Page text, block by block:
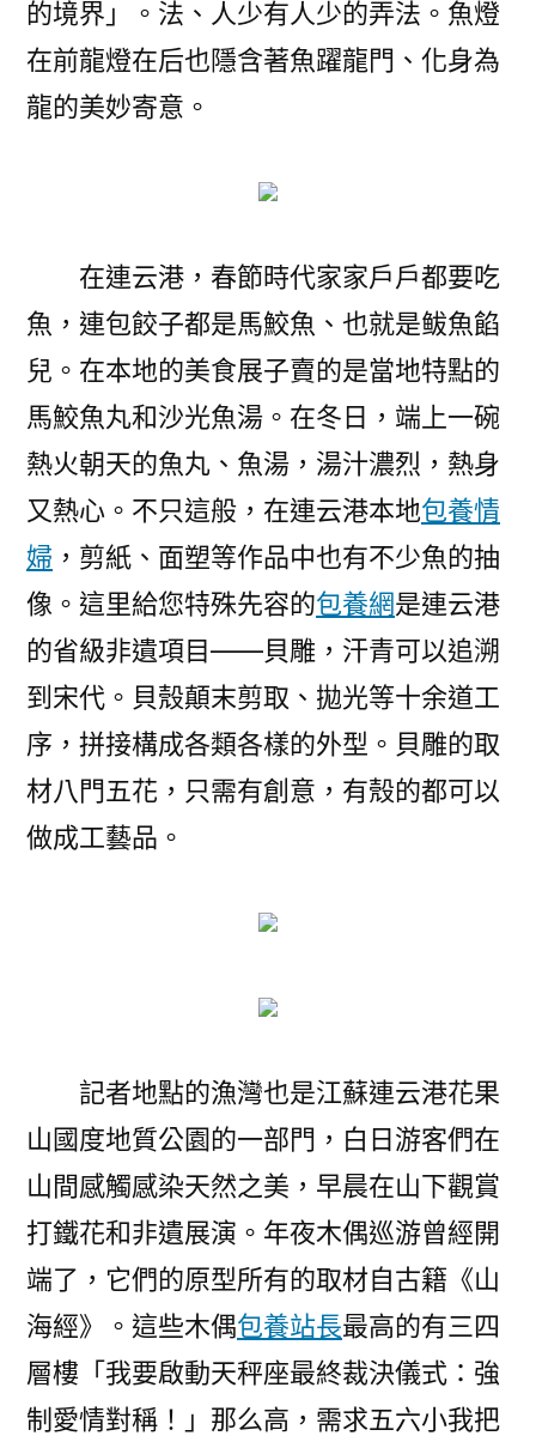
的境界」。法、人少有人少的弄法。魚燈
在前龍燈在后也隱含著魚躍龍門、化身為
龍的美妙寄意。
在連云港，春節時代家家戶戶都要吃
魚，連包餃子都是馬鮫魚、也就是鲅魚餡
兒。在本地的美食展子賣的是當地特點的
馬鮫魚丸和沙光魚湯。在冬日，端上一碗
熱火朝天的魚丸、魚湯，湯汁濃烈，熱身
又熱心。不只這般，在連云港本地包養情
婦 ，剪紙、面塑等作品中也有不少魚的抽
像。這里給您特殊先容的包養網是連云港
的省級非遺項目——貝雕，汗青可以追溯
到宋代。貝殼顛末剪取、拋光等十余道工
序，拼接構成各類各樣的外型。貝雕的取
材八門五花，只需有創意，有殼的都可以
做成工藝品。
記者地點的漁灣也是江蘇連云港花果
山國度地質公園的一部門，白日游客們在
山間感觸感染天然之美，早晨在山下觀賞
打鐵花和非遺展演。年夜木偶巡游曾經開
端了，它們的原型所有的取材自古籍《山
海經》。這些木偶包養站長最高的有三四
層樓「我要啟動天秤座最終裁決儀式：強
制愛情對稱！」那么高，需求五六小我把